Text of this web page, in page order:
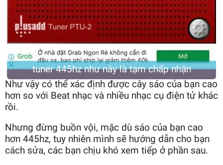
tuner 445hz như này là tạm chấp nhận
Như vậy có thể xác định được cây sáo của bạn cao
hơn so với Beat nhạc và nhiều nhạc cụ điện tử khác
rồi.
Nhưng đừng buồn vội, mặc dù sáo của bạn cao
hơn 445hz, tuy nhiên mình sẽ hướng dẫn cho bạn
cách sửa, các bạn chịu khó xem tiếp ở phần sau.